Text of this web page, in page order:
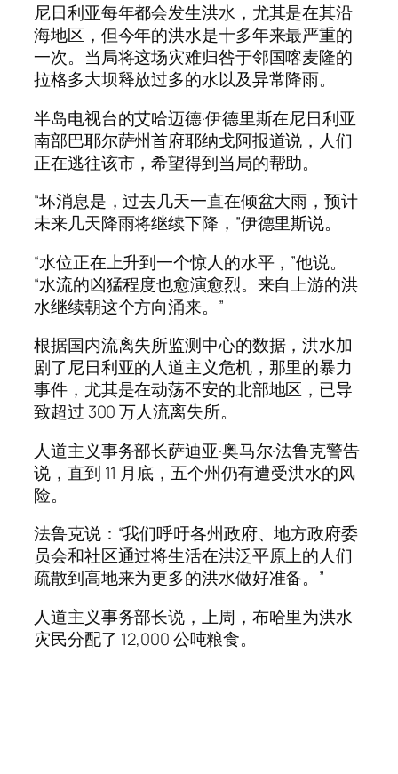
尼日利亚每年都会发生洪水，尤其是在其沿
海地区，但今年的洪水是十多年来最严重的
一次。当局将这场灾难归咎于邻国喀麦隆的
拉格多大坝释放过多的水以及异常降雨。
半岛电视台的艾哈迈德·伊德里斯在尼日利亚
南部巴耶尔萨州首府耶纳戈阿报道说，人们
正在逃往该市，希望得到当局的帮助。
“坏消息是，过去几天一直在倾盆大雨，预计
未来几天降雨将继续下降，”伊德里斯说。
“水位正在上升到一个惊人的水平，”他说。
“水流的凶猛程度也愈演愈烈。来自上游的洪
水继续朝这个方向涌来。”
根据国内流离失所监测中心的数据，洪水加
剧了尼日利亚的人道主义危机，那里的暴力
事件，尤其是在动荡不安的北部地区，已导
致超过 300 万人流离失所。
人道主义事务部长萨迪亚·奥马尔·法鲁克警告
说，直到 11 月底，五个州仍有遭受洪水的风
险。
法鲁克说：“我们呼吁各州政府、地方政府委
员会和社区通过将生活在洪泛平原上的人们
疏散到高地来为更多的洪水做好准备。”
人道主义事务部长说，上周，布哈里为洪水
灾民分配了 12,000 公吨粮食。